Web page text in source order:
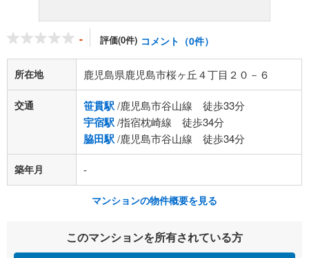
- 評価(0件) コメント（0件）
所在地 鹿児島県鹿児島市桜ヶ丘４丁目２０－６
交通 笹貫駅/鹿児島市谷山線 徒歩33分
宇宿駅/指宿枕崎線 徒歩34分
脇田駅/鹿児島市谷山線 徒歩34分
築年月 -
マンションの物件概要を見る
このマンションを所有されている方